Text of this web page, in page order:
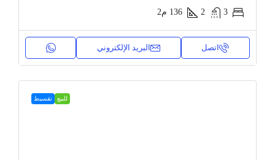
3
2
136 م2
اتصل البريد الإلكتروني
للبيع تقسيط